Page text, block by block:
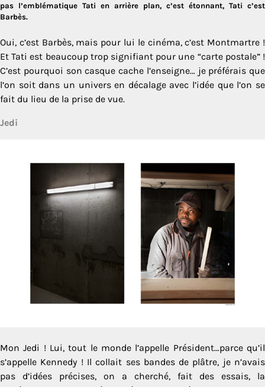
pas l’emblématique Tati en arrière plan, c’est étonnant, Tati c’est
Barbès.
Oui, c’est Barbès, mais pour lui le cinéma, c’est Montmartre !
Et Tati est beaucoup trop signifiant pour une “carte postale” !
C’est pourquoi son casque cache l’enseigne… je préférais que
l’on soit dans un univers en décalage avec l’idée que l’on se
fait du lieu de la prise de vue.
Jedi
Mon Jedi ! Lui, tout le monde l’appelle Président…parce qu’il
s’appelle Kennedy ! Il collait ses bandes de plâtre, je n’avais
pas d’idées précises, on a cherché, fait des essais, la